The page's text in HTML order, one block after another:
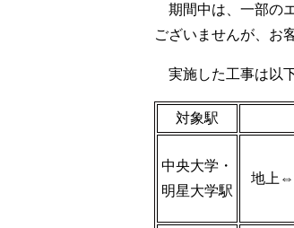
期間中は、一部の
ございませんが、お
実施した工事は以
対象駅
中央大学・
明星大学駅
地上⇔